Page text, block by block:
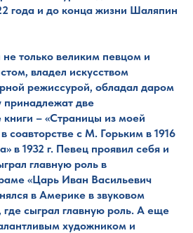
года и до конца жизни Шаляпин
только великим певцом и
владел искусством
режиссурой, обладал даром
принадлежат две
книги – «Страницы из моей
соавторстве с М. Горьким в 1916
в 1932 г. Певец проявил себя и
главную роль в
«Царь Иван Васильевич
в Америке в звуковом
сыграл главную роль. А еще
художником и